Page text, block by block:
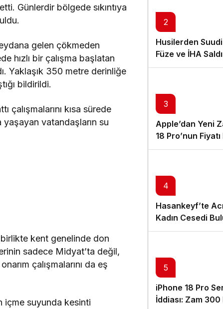
Günlerdir bölgede sıkıntıya
gelen çökmeden
hızlı bir çalışma başlatan
Yaklaşık 350 metre derinliğe
bildirildi.
çalışmalarını kısa sürede
vatandaşların su
birlikte kent genelinde don
sadece Midyat’ta değil,
çalışmalarını da eş
içme suyunda kesinti
2
Husilerden
Füze ve İHA
“Yüzlerce Asker
3
Apple’dan Yeni
18 Pro’nun
Çıkabilir
4
Hasankeyf’te
Kadın Cesedi
5
iPhone 18 Pro
İddiası: Zam